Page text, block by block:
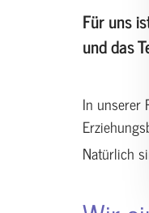
Für uns
und das
In unserer
Natürlich